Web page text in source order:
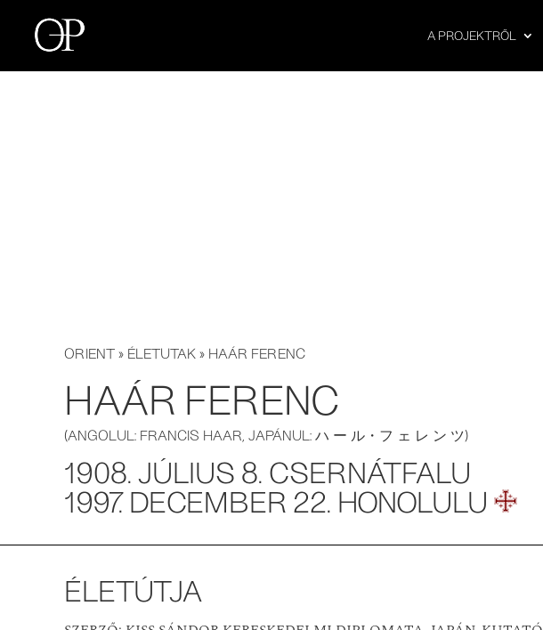
A PROJEKTRŐL
ORIENT » ÉLETUTAK » HAÁR FERENC
HAÁR FERENC
(ANGOLUL: FRANCIS HAAR, JAPÁNUL: ハ ー ル・フ ェ レ ン ツ)
1908. JÚLIUS 8. CSERNÁTFALU
1997. DECEMBER 22. HONOLULU
ÉLETÚTJA